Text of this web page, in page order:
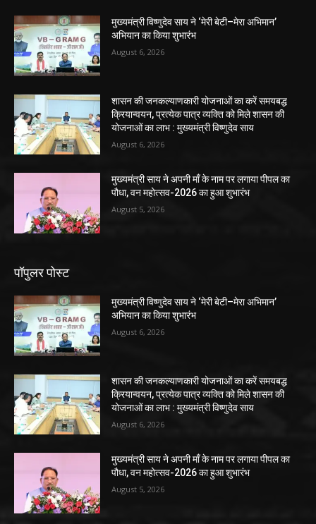
मुख्यमंत्री विष्णुदेव साय ने ‘मेरी बेटी–मेरा अभिमान’
अभियान का किया शुभारंभ
August 6, 2026
शासन की जनकल्याणकारी योजनाओं का करें समयबद्ध
क्रियान्वयन, प्रत्येक पात्र व्यक्ति को मिले शासन की
योजनाओं का लाभ : मुख्यमंत्री विष्णुदेव साय
August 6, 2026
मुख्यमंत्री साय ने अपनी माँ के नाम पर लगाया पीपल का
पौधा, वन महोत्सव-2026 का हुआ शुभारंभ
August 5, 2026
पॉपुलर पोस्ट
मुख्यमंत्री विष्णुदेव साय ने ‘मेरी बेटी–मेरा अभिमान’
अभियान का किया शुभारंभ
August 6, 2026
शासन की जनकल्याणकारी योजनाओं का करें समयबद्ध
क्रियान्वयन, प्रत्येक पात्र व्यक्ति को मिले शासन की
योजनाओं का लाभ : मुख्यमंत्री विष्णुदेव साय
August 6, 2026
मुख्यमंत्री साय ने अपनी माँ के नाम पर लगाया पीपल का
पौधा, वन महोत्सव-2026 का हुआ शुभारंभ
August 5, 2026